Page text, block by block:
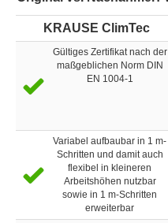
KRAUSE ClimTec
Gültiges Zertifikat nach der
maßgeblichen Norm DIN
EN 1004-1
Variabel aufbaubar in 1 m-
Schritten und damit auch
flexibel in kleineren
Arbeitshöhen nutzbar
sowie in 1 m-Schritten
erweiterbar